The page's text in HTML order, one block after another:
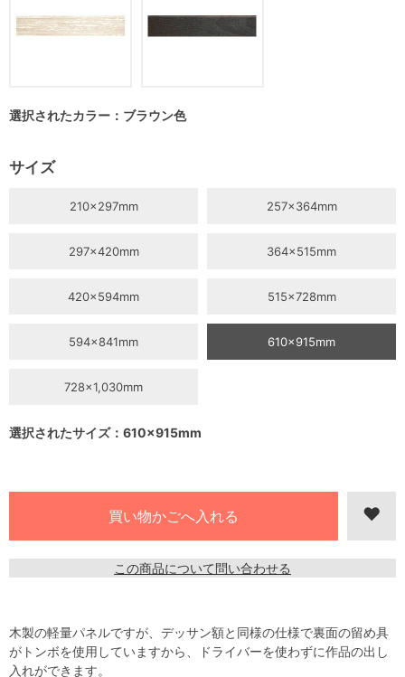
選択されたカラー：ブラウン色
サイズ
210×297mm 257×364mm
297×420mm 364×515mm
420×594mm 515×728mm
594×841mm 610×915mm
728×1,030mm
選択されたサイズ：610×915mm
この商品について問い合わせる
木製の軽量パネルですが、デッサン額と同様の仕様で裏面の留め具
がトンボを使用していますから、ドライバーを使わずに作品の出し
入れができます。